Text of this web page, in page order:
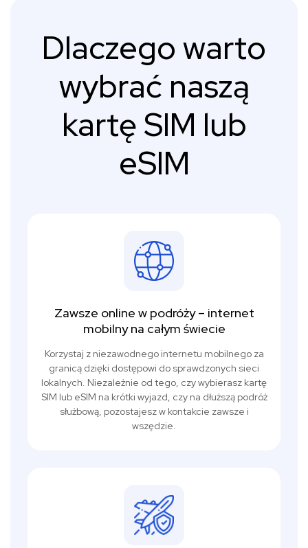
Dlaczego warto
wybrać naszą
kartę SIM lub
eSIM
Zawsze online w podróży – internet
mobilny na całym świecie
Korzystaj z niezawodnego internetu mobilnego za
granicą dzięki dostępowi do sprawdzonych sieci
lokalnych. Niezależnie od tego, czy wybierasz kartę
SIM lub eSIM na krótki wyjazd, czy na dłuższą podróż
służbową, pozostajesz w kontakcie zawsze i
wszędzie.